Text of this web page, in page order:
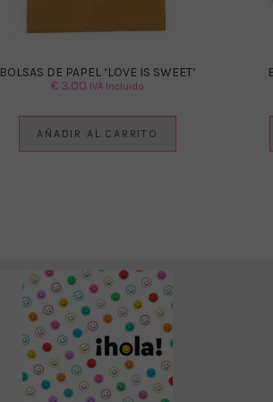
BOLSAS DE PAPEL ‘LOVE IS SWEET’
€ 3.00 IVA Incluido
AÑADIR AL CARRITO